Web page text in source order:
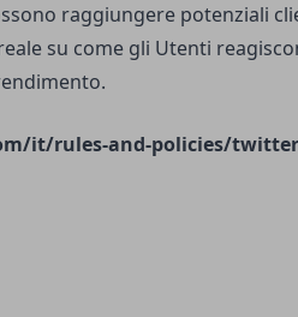
raggiungere potenziali
su come gli Utenti
it/rules-and-policies/